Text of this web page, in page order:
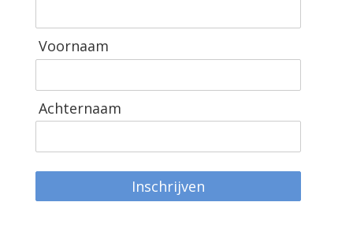
Voornaam
Achternaam
Inschrijven